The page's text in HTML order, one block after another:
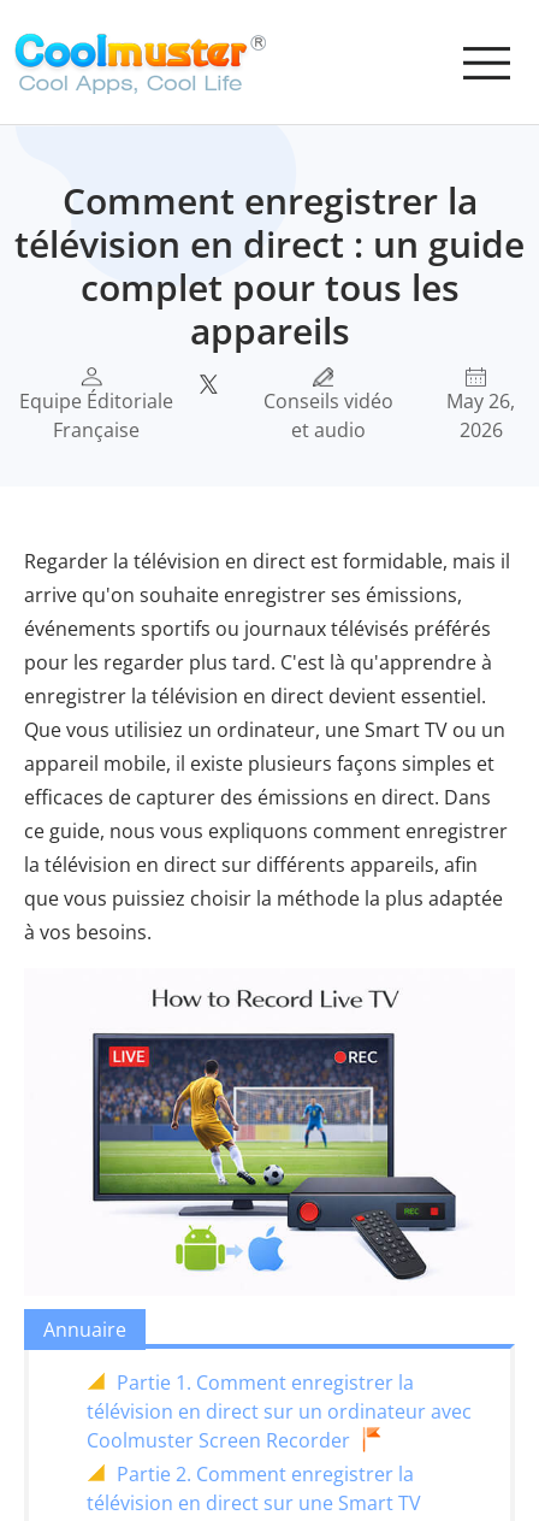
Comment enregistrer la
télévision en direct : un guide
complet pour tous les
appareils
Equipe Éditoriale
Française
Conseils vidéo
et audio
May 26,
2026
Regarder la télévision en direct est formidable, mais il
arrive qu'on souhaite enregistrer ses émissions,
événements sportifs ou journaux télévisés préférés
pour les regarder plus tard. C'est là qu'apprendre à
enregistrer la télévision en direct devient essentiel.
Que vous utilisiez un ordinateur, une Smart TV ou un
appareil mobile, il existe plusieurs façons simples et
efficaces de capturer des émissions en direct. Dans
ce guide, nous vous expliquons comment enregistrer
la télévision en direct sur différents appareils, afin
que vous puissiez choisir la méthode la plus adaptée
à vos besoins.
Annuaire
Partie 1. Comment enregistrer la
télévision en direct sur un ordinateur avec
Coolmuster Screen Recorder
Partie 2. Comment enregistrer la
télévision en direct sur une Smart TV